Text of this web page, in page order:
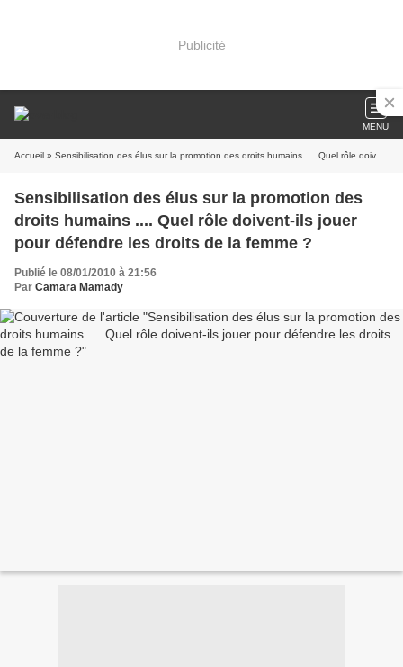
Publicité
MENU
Accueil » Sensibilisation des élus sur la promotion des droits humains .... Quel rôle doivent-ils jouer pour défendre les droits de la femme ?
Sensibilisation des élus sur la promotion des
droits humains .... Quel rôle doivent-ils jouer
pour défendre les droits de la femme ?
Publié le 08/01/2010 à 21:56
Par Camara Mamady